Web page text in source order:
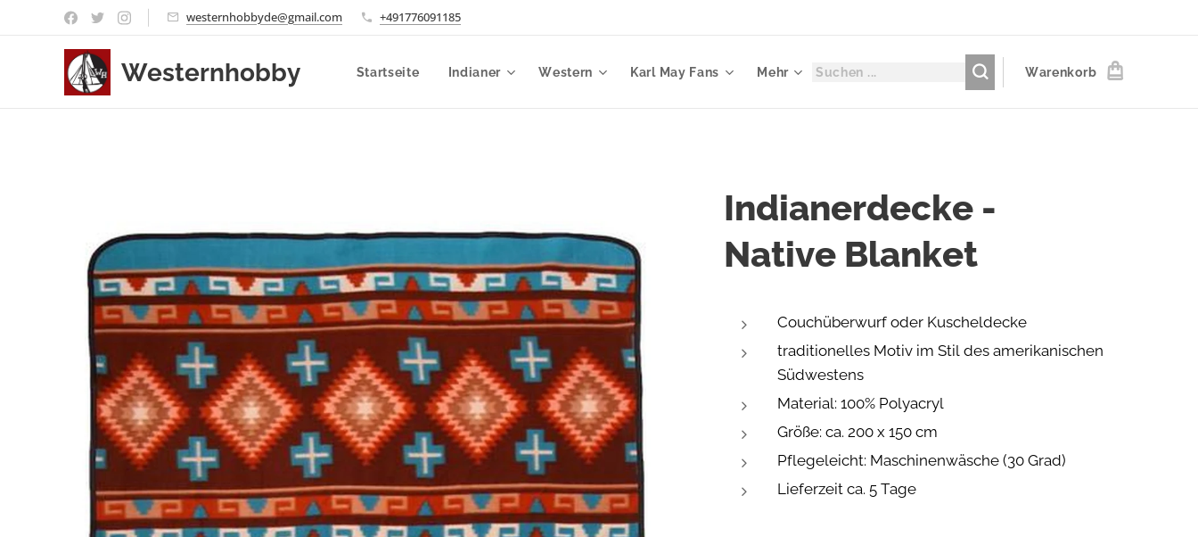
westernhobbyde@gmail.com +491776091185
Westernhobby Startseite Indianer Western Karl May Fans Mehr Warenkorb
Indianerdecke -
Native Blanket
Couchüberwurf oder Kuscheldecke
traditionelles Motiv im Stil des amerikanischen
Südwestens
Material: 100% Polyacryl
Größe: ca. 200 x 150 cm
Pflegeleicht: Maschinenwäsche (30 Grad)
Lieferzeit ca. 5 Tage